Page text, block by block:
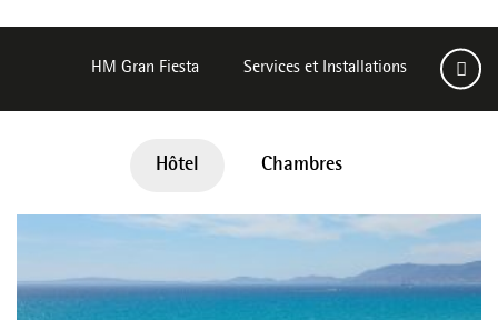
HM Gran Fiesta Services et Installations
Hôtel Chambres